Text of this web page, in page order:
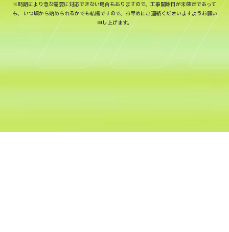
※時期により急な需要に対応できない場合もありますので、工事開始日が未確定であって
も、
いつ頃から始められるかでも結構ですので、お早めにご連絡くださいますようお願い
申し上げます。